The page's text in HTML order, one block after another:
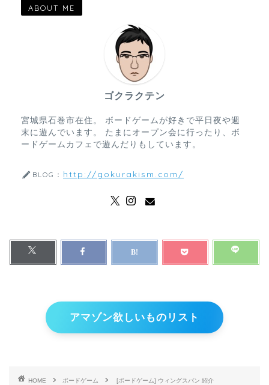
ABOUT ME
ゴクラクテン
宮城県石巻市在住。 ボードゲームが好きで平日夜や週
末に遊んでいます。 たまにオープン会に行ったり、ボ
ードゲームカフェで遊んだりもしています。
BLOG： http://gokurakism.com/
アマゾン欲しいものリスト
HOME ボードゲーム [ボードゲーム] ウィングスパン 紹介